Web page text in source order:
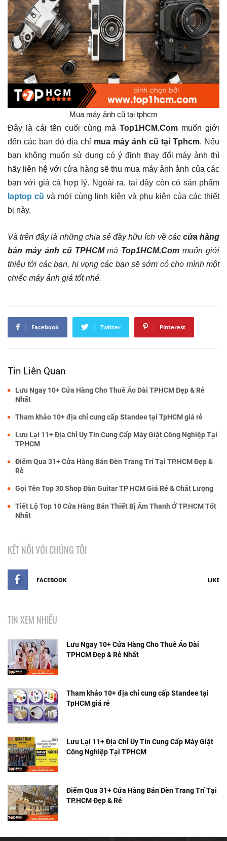
Mua máy ảnh cũ tại tphcm
Đây là cái tên cuối cùng mà Top1HCM.Com muốn giới
đến các bạn đó địa chỉ mua máy ảnh cũ tại Tphcm. Nếu
bạn không muốn sử dụng có ý định thay đổi máy ảnh thì
hãy liên hệ với cửa hàng sẽ thu mua máy ảnh ảnh của các
bạn với giá cả hợp lý. Ngoài ra, tại đây còn có sản phẩm
laptop cũ và mới cùng linh kiện và phụ kiện của các thiết
bị này.
Và trên đây là những chia sẻ đầy hữu ích về các cửa hàng
bán máy ảnh cũ TPHCMmà Top1HCM.Com muốn giới
thiệu tới các bạn, hi vọng các bạn sẽ sớm có cho mình một
chiếc máy ảnh giá tốt nhé.
Facebook Twitter Pinterest
Tin Liên Quan
Lưu Ngay 10+ Cửa Hàng Cho Thuê Áo Dài TPHCM Đẹp & Rẻ
Nhất
Tham khảo 10+ địa chỉ cung cấp Standee tại TpHCM giá rẻ
Lưu Lại 11+ Địa Chỉ Uy Tín Cung Cấp Máy Giặt Công Nghiệp Tại
TPHCM
Điểm Qua 31+ Cửa Hàng Bán Đèn Trang Trí Tại TP.HCM Đẹp &
Rẻ
Gọi Tên Top 30 Shop Đàn Guitar TP HCM Giá Rẻ & Chất Lượng
Tiết Lộ Top 10 Cửa Hàng Bán Thiết Bị Âm Thanh Ở TP.HCM Tốt
Nhất
KẾT NỐI VỚI CHÚNG TÔI
FACEBOOK LIKE
TIN XEM NHIỀU
Lưu Ngay 10+ Cửa Hàng Cho Thuê Áo Dài
TPHCM Đẹp & Rẻ Nhất
Tham khảo 10+ địa chỉ cung cấp Standee tại
TpHCM giá rẻ
Lưu Lại 11+ Địa Chỉ Uy Tín Cung Cấp Máy Giặt
Công Nghiệp Tại TPHCM
Điểm Qua 31+ Cửa Hàng Bán Đèn Trang Trí Tại
TP.HCM Đẹp & Rẻ